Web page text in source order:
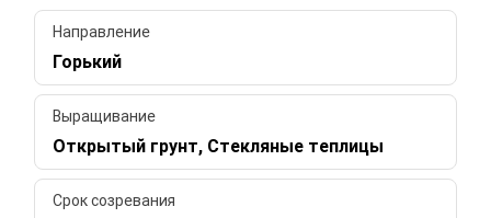
Направление
Горький
Выращивание
Открытый грунт, Стекляные теплицы
Срок созревания